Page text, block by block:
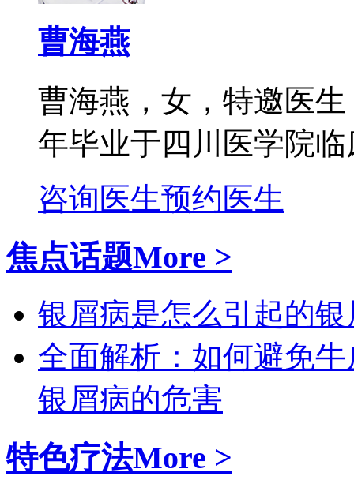
曹海燕
曹海燕，女，特邀医
年毕业于四川医学院
咨询医生预约医生
焦点话题More >
银屑病是怎么引起的银
全面解析：如何避免
银屑病的危害
特色疗法More >